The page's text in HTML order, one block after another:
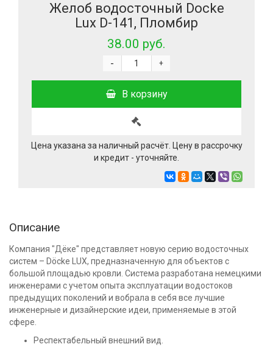
Желоб водосточный Docke
Lux D-141, Пломбир
38.00 руб.
+
-
В корзину
Цена указана за наличный расчёт. Цену в рассрочку
и кредит - уточняйте.
Описание
Компания "Дёке" представляет новую серию водосточных
систем – Döcke LUX, предназначенную для объектов с
большой площадью кровли. Система разработана немецкими
инженерами с учетом опыта эксплуатации водостоков
предыдущих поколений и вобрала в себя все лучшие
инженерные и дизайнерские идеи, применяемые в этой
сфере.
Респектабельный внешний вид.